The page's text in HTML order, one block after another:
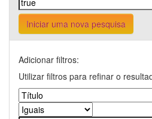
Iniciar uma nova pesquisa
Adicionar filtros:
Utilizar filtros para refinar o